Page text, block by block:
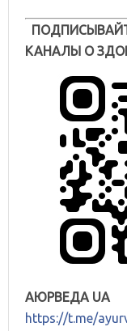
КАНАЛЫ О
АЮРВЕДА UA
https://t.me/